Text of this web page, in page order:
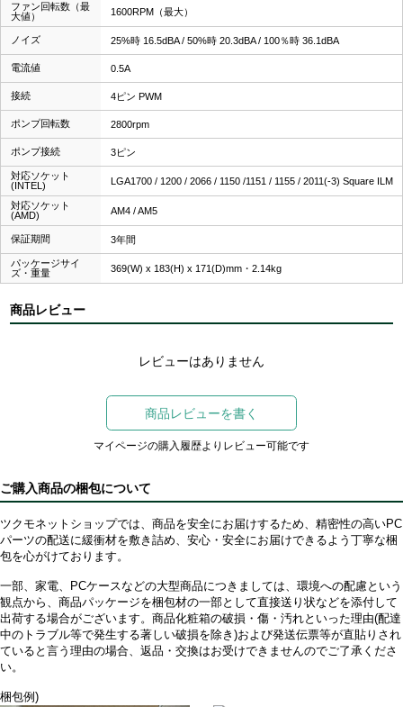
ファン回転数（最
大値）
1600RPM（最大）
ノイズ 25%時 16.5dBA / 50%時 20.3dBA / 100％時 36.1dBA
電流値 0.5A
接続 4ピン PWM
ポンプ回転数 2800rpm
ポンプ接続 3ピン
対応ソケット
(INTEL)
LGA1700 / 1200 / 2066 / 1150 /1151 / 1155 / 2011(-3) Square ILM
対応ソケット
(AMD)
AM4 / AM5
保証期間 3年間
パッケージサイ
ズ・重量
369(W) x 183(H) x 171(D)mm・2.14kg
商品レビュー
レビューはありません
商品レビューを書く
マイページの購入履歴よりレビュー可能です
ご購入商品の梱包について
ツクモネットショップでは、商品を安全にお届けするため、精密性の高いPC
パーツの配送に緩衝材を敷き詰め、安心・安全にお届けできるよう丁寧な梱
包を心がけております。
一部、家電、PCケースなどの大型商品につきましては、環境への配慮という
観点から、商品パッケージを梱包材の一部として直接送り状などを添付して
出荷する場合がございます。商品化粧箱の破損・傷・汚れといった理由(配達
中のトラブル等で発生する著しい破損を除き)および発送伝票等が直貼りされ
ていると言う理由の場合、返品・交換はお受けできませんのでご了承くださ
い。
梱包例)